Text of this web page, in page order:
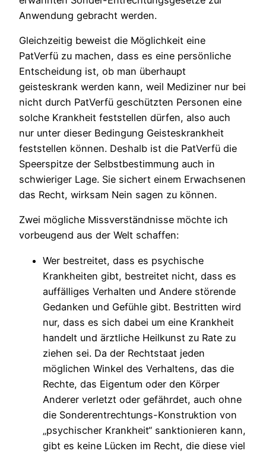
Anwendung gebracht werden.
Gleichzeitig beweist die Möglichkeit eine
PatVerfü zu machen, dass es eine persönliche
Entscheidung ist, ob man überhaupt
geisteskrank werden kann, weil Mediziner nur bei
nicht durch PatVerfü geschützten Personen eine
solche Krankheit feststellen dürfen, also auch
nur unter dieser Bedingung Geisteskrankheit
feststellen können. Deshalb ist die PatVerfü die
Speerspitze der Selbstbestimmung auch in
schwieriger Lage. Sie sichert einem Erwachsenen
das Recht, wirksam Nein sagen zu können.
Zwei mögliche Missverständnisse möchte ich
vorbeugend aus der Welt schaffen:
Wer bestreitet, dass es psychische
Krankheiten gibt, bestreitet nicht, dass es
auffälliges Verhalten und Andere störende
Gedanken und Gefühle gibt. Bestritten wird
nur, dass es sich dabei um eine Krankheit
handelt und ärztliche Heilkunst zu Rate zu
ziehen sei. Da der Rechtstaat jeden
möglichen Winkel des Verhaltens, das die
Rechte, das Eigentum oder den Körper
Anderer verletzt oder gefährdet, auch ohne
die Sonderentrechtungs-Konstruktion von
„psychischer Krankheit“ sanktionieren kann,
gibt es keine Lücken im Recht, die diese viel